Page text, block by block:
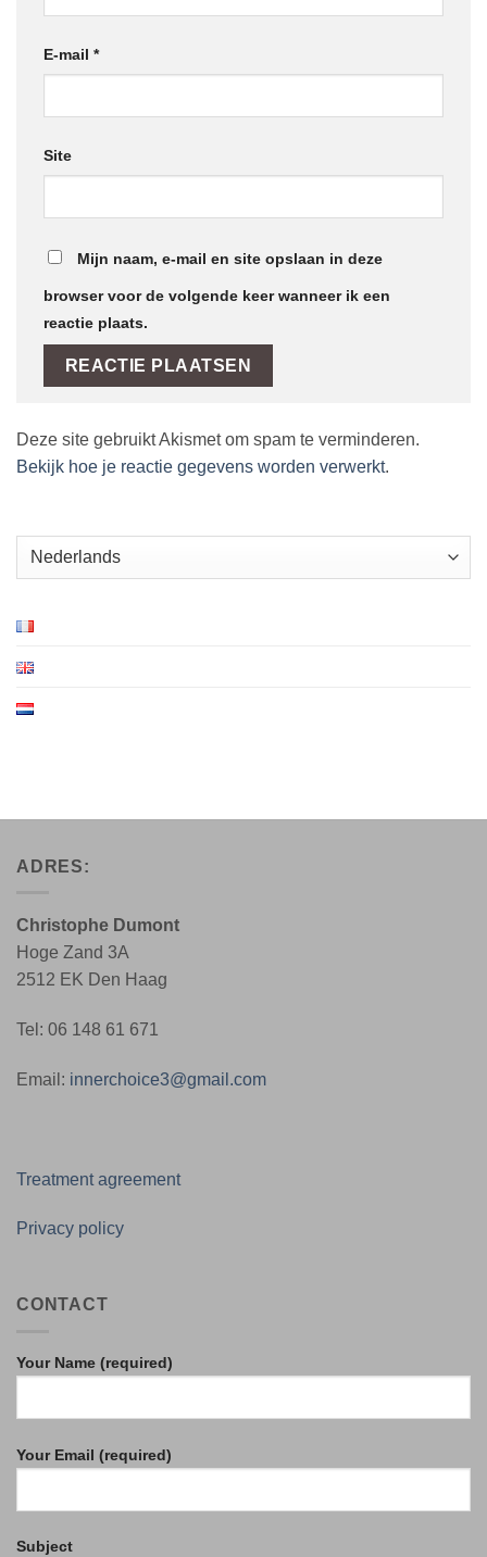
E-mail *
Site
Mijn naam, e-mail en site opslaan in deze
browser voor de volgende keer wanneer ik een
reactie plaats.
Deze site gebruikt Akismet om spam te verminderen.
Bekijk hoe je reactie gegevens worden verwerkt.
Kies
ADRES:
Christophe Dumont
Hoge Zand 3A
2512 EK Den Haag
Tel: 06 148 61 671
Email: innerchoice3@gmail.com
Treatment agreement
Privacy policy
CONTACT
Your Name (required)
Your Email (required)
Subject